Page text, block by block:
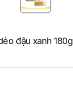
đậu xanh 180g